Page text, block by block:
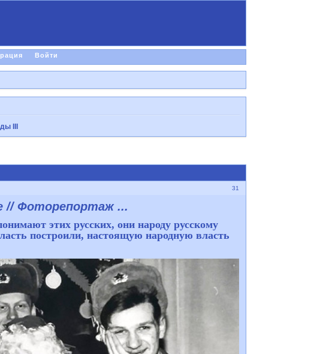
Войти
III
31
// Фоторепортаж ...
этих русских, они народу русскому
построили, настоящую народную власть